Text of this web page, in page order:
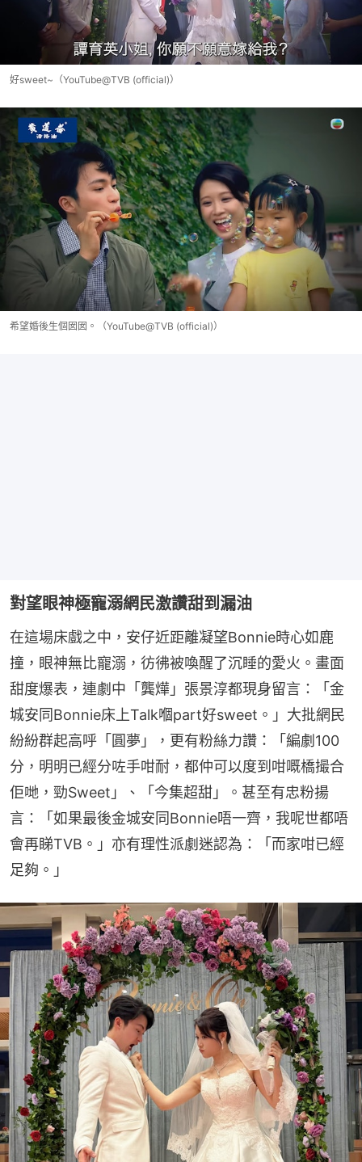
好sweet~（YouTube@TVB (official)）
希望婚後生個囡囡。（YouTube@TVB (official)）
對望眼神極寵溺網民激讚甜到漏油
在這場床戲之中，安仔近距離凝望Bonnie時心如鹿
撞，眼神無比寵溺，彷彿被喚醒了沉睡的愛火。畫面
甜度爆表，連劇中「龔燁」張景淳都現身留言：「金
城安同Bonnie床上Talk嗰part好sweet。」大批網民
紛紛群起高呼「圓夢」，更有粉絲力讚：「編劇100
分，明明已經分咗手咁耐，都仲可以度到咁嘅橋撮合
佢哋，勁Sweet」、「今集超甜」。甚至有忠粉揚
言：「如果最後金城安同Bonnie唔一齊，我呢世都唔
會再睇TVB。」亦有理性派劇迷認為：「而家咁已經
足夠。」